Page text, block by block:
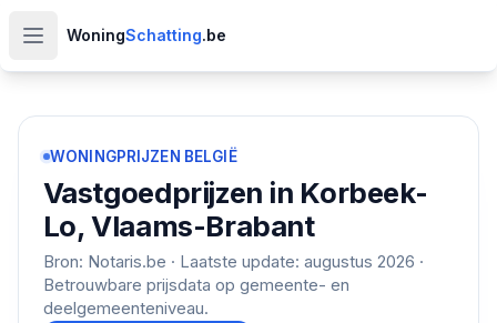
Open hoofdmenu
WoningSchatting.be
WONINGPRIJZEN BELGIË
Vastgoedprijzen in Korbeek-
Lo, Vlaams-Brabant
Bron: Notaris.be · Laatste update: augustus 2026 ·
Betrouwbare prijsdata op gemeente- en
deelgemeenteniveau.